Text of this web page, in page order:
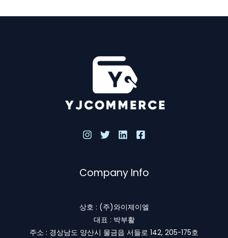
Company Info
상호 : (주)와이제이엘
대표 : 박부활
주소 : 경상남도 양산시 물금읍 서들로 142, 205-175호